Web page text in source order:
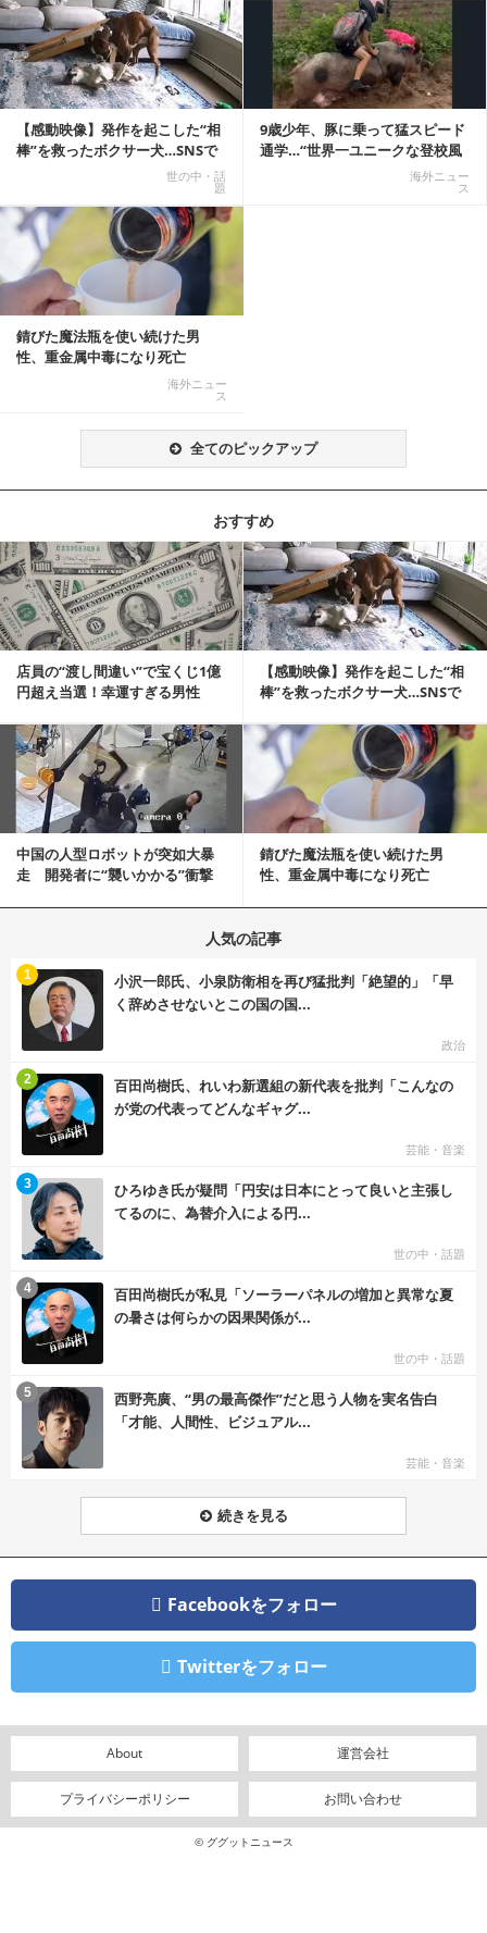
【感動映像】発作を起こした“相
棒”を救ったボクサー犬…SNSで
世の中・話
題
9歳少年、豚に乗って猛スピード
通学…“世界一ユニークな登校風
海外ニュー
ス
記事を読む
錆びた魔法瓶を使い続けた男
性、重金属中毒になり死亡
海外ニュー
ス
全てのピックアップ
おすすめ
店員の“渡し間違い”で宝くじ1億
円超え当選！幸運すぎる男性
【感動映像】発作を起こした“相
棒”を救ったボクサー犬…SNSで
記事を読む
中国の人型ロボットが突如大暴
走 開発者に“襲いかかる”衝撃
錆びた魔法瓶を使い続けた男
性、重金属中毒になり死亡
記事を読む
人気の記事
小沢一郎氏、小泉防衛相を再び猛批判「絶望的」「早
く辞めさせないとこの国の国...
政治
1
百田尚樹氏、れいわ新選組の新代表を批判「こんなの
が党の代表ってどんなギャグ...
芸能・音楽
2
ひろゆき氏が疑問「円安は日本にとって良いと主張し
てるのに、為替介入による円...
世の中・話題
3
百田尚樹氏が私見「ソーラーパネルの増加と異常な夏
の暑さは何らかの因果関係が...
世の中・話題
4
西野亮廣、“男の最高傑作”だと思う人物を実名告白
「才能、人間性、ビジュアル...
芸能・音楽
5
続きを見る
Facebookをフォロー
Twitterをフォロー
About 運営会社
プライバシーポリシー お問い合わせ
© ググットニュース